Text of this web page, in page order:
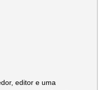
editor e uma